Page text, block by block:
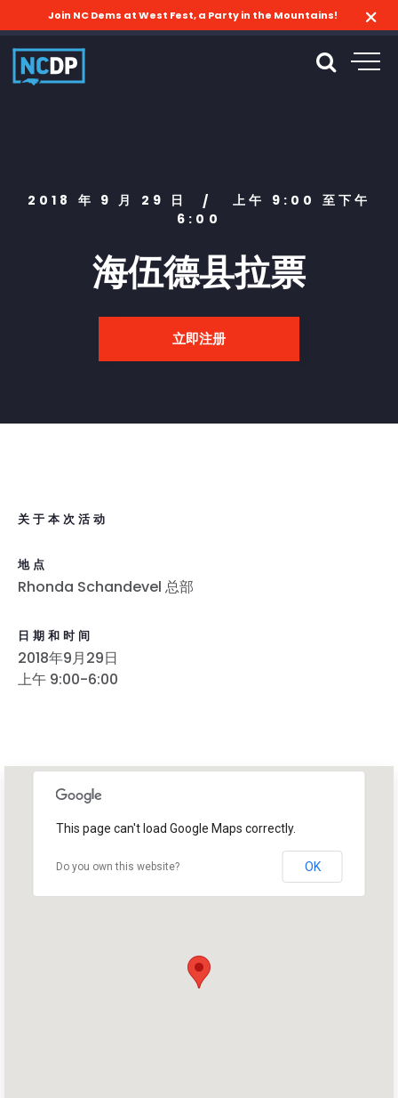
Join NC Dems at West Fest, a Party in the Mountains!
2018 年 9 月 29 日 /
上午 9:00 至下午
6:00
海伍德县拉票
立即注册
关于本次活动
地点
Rhonda Schandevel 总部
日期和时间
2018年9月29日
上午 9:00-6:00
This page can't load Google Maps correctly.
Do you own this website? OK